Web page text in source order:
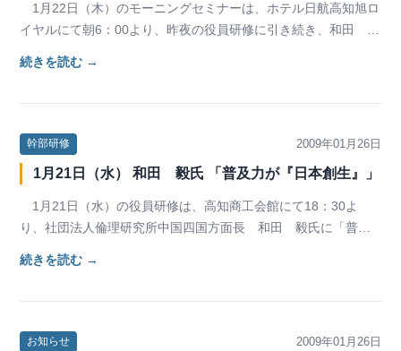
1月22日（木）のモーニングセミナーは、ホテル日航高知旭ロ
イヤルにて朝6：00より、昨夜の役員研修に引き続き、和田 毅
続きを読む →
幹部研修 2009年01月26日
1月21日（水） 和田 毅氏 「普及力が『日本創生』」
1月21日（水）の役員研修は、高知商工会館にて18：30よ
り、社団法人倫理研究所中国四国方面長 和田 毅氏に「普及
続きを読む →
お知らせ 2009年01月26日